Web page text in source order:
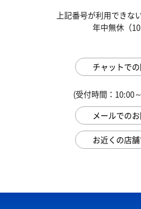
上記番号が利用できな
年中無休（
チャットで
(受付時間：10:00
メールでの
お近くの店